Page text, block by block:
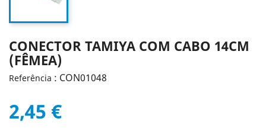
CONECTOR TAMIYA COM CABO 14CM
(FÊMEA)
Referência : CON01048
2,45 €